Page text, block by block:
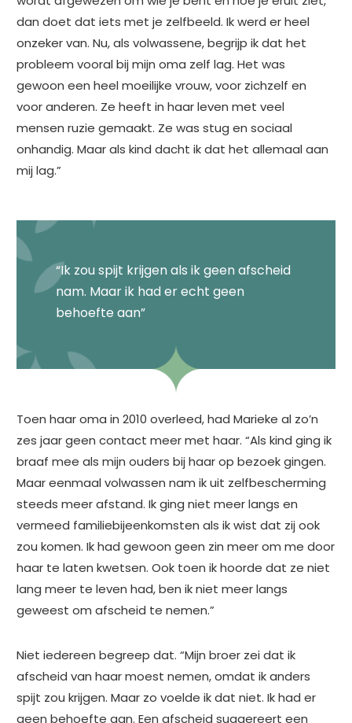
dan doet dat iets met je zelfbeeld. Ik werd er heel
onzeker van. Nu, als volwassene, begrijp ik dat het
probleem vooral bij mijn oma zelf lag. Het was
gewoon een heel moeilijke vrouw, voor zichzelf en
voor anderen. Ze heeft in haar leven met veel
mensen ruzie gemaakt. Ze was stug en sociaal
onhandig. Maar als kind dacht ik dat het allemaal aan
mij lag.”
“Ik zou spijt krijgen als ik geen afscheid
nam. Maar ik had er echt geen
behoefte aan”
Toen haar oma in 2010 overleed, had Marieke al zo’n
zes jaar geen contact meer met haar. “Als kind ging ik
braaf mee als mijn ouders bij haar op bezoek gingen.
Maar eenmaal volwassen nam ik uit zelfbescherming
steeds meer afstand. Ik ging niet meer langs en
vermeed familiebijeenkomsten als ik wist dat zij ook
zou komen. Ik had gewoon geen zin meer om me door
haar te laten kwetsen. Ook toen ik hoorde dat ze niet
lang meer te leven had, ben ik niet meer langs
geweest om afscheid te nemen.”
Niet iedereen begreep dat. “Mijn broer zei dat ik
afscheid van haar moest nemen, omdat ik anders
spijt zou krijgen. Maar zo voelde ik dat niet. Ik had er
geen behoefte aan. Een afscheid suggereert een